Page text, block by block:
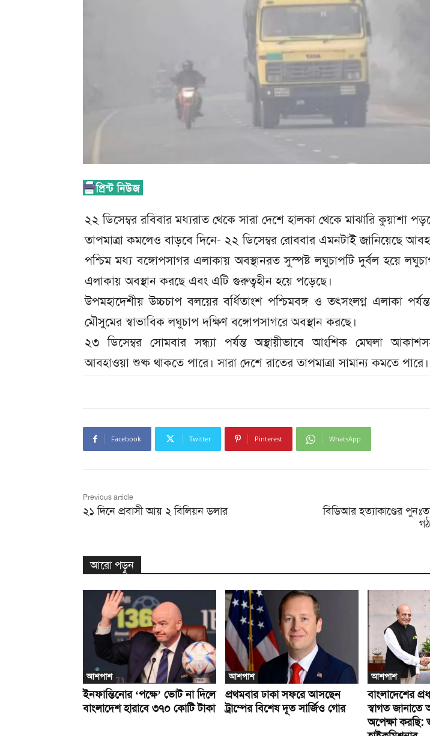
২২ ডিসেম্বর রবিবার মধ্যরাত থেকে সারা দেশে হালকা থেকে মাঝারি কুয়াশা
তাপমাত্রা কমলেও বাড়বে দিনে- ২২ ডিসেম্বর রোববার এমনটাই জানিয়েছে
পশ্চিম মধ্য বঙ্গোপসাগর এলাকায় অবস্থানরত সুস্পষ্ট লঘুচাপটি দুর্বল হয়ে
এলাকায় অবস্থান করছে এবং এটি গুরুত্বহীন হয়ে পড়েছে।
উপমহাদেশীয় উচ্চচাপ বলয়ের বর্ধিতাংশ পশ্চিমবঙ্গ ও তৎসংলগ্ন এলাকা
মৌসুমের স্বাভাবিক লঘুচাপ দক্ষিণ বঙ্গোপসাগরে অবস্থান করছে।
২৩ ডিসেম্বর সোমবার সন্ধ্যা পর্যন্ত অস্থায়ীভাবে আংশিক মেঘলা
আবহাওয়া শুষ্ক থাকতে পারে। সারা দেশে রাতের তাপমাত্রা সামান্য কমতে পারে।
Facebook Twitter Pinterest WhatsApp
Previous article
২১ দিনে প্রবাসী আয় ২ বিলিয়ন ডলার
বিডিআর হত্যাকাণ্ডের
আরো পড়ুন
আশপাশ
ইনফান্তিনোর ‘পক্ষে’ ভোট না দিলে
বাংলাদেশ হারাবে ৩৭০ কোটি টাকা
আশপাশ
প্রথমবার ঢাকা সফরে আসছেন
ট্রাম্পের বিশেষ দূত সার্জিও গোর
আশপাশ
বাংলাদেশের
স্বাগত জানাতে
অপেক্ষা কর‌ছি: